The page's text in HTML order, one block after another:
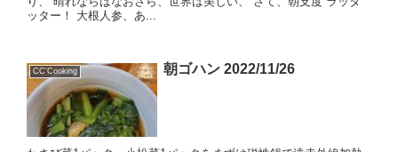
ッター！ 大根人参、あ...
CC'Cooking 朝ゴハン 2022/11/26